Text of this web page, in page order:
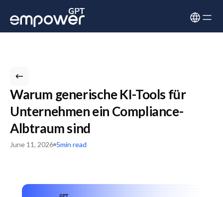
Warum generische KI-Tools für
Unternehmen ein Compliance-
Albtraum sind
June 11, 2026 5min read